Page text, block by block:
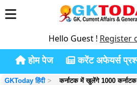
Hello Guest ! Register
होम पेज करेंट अफेयर्स
GKToday हिंदी कर्नाटक में खुलेंगे 1000